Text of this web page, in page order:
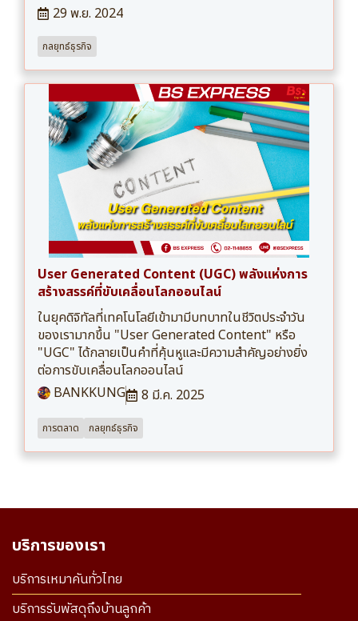
29 พ.ย. 2024
กลยุทธ์ธุรกิจ
User Generated Content (UGC) พลังแห่งการ
สร้างสรรค์ที่ขับเคลื่อนโลกออนไลน์
ในยุคดิจิทัลที่เทคโนโลยีเข้ามามีบทบาทในชีวิตประจำวัน
ของเรามากขึ้น "User Generated Content" หรือ
"UGC" ได้กลายเป็นคำที่คุ้นหูและมีความสำคัญอย่างยิ่ง
ต่อการขับเคลื่อนโลกออนไลน์
BANKKUNG
8 มี.ค. 2025
การตลาด กลยุทธ์ธุรกิจ
บริการของเรา
บริการเหมาคันทั่วไทย
บริการรับพัสดุถึงบ้านลูกค้า